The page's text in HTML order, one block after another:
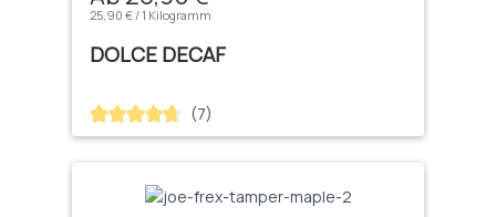
25,90 € / 1 Kilogramm
DOLCE DECAF
Durchschnittliche Bewertung von 4.71 von 5 Sternen
(7)